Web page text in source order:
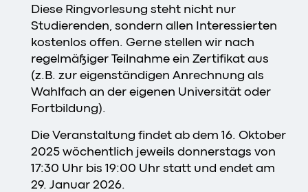
Diese Ringvorlesung steht nicht nur
Studierenden, sondern allen Interessierten
kostenlos offen. Gerne stellen wir nach
regelmäßiger Teilnahme ein Zertifikat aus
(z.B. zur eigenständigen Anrechnung als
Wahlfach an der eigenen Universität oder
Fortbildung).
Die Veranstaltung findet ab dem 16. Oktober
2025 wöchentlich jeweils donnerstags von
17:30 Uhr bis 19:00 Uhr statt und endet am
29. Januar 2026.